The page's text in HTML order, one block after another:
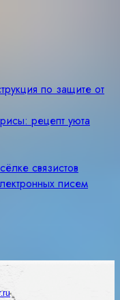
по защите от
рецепт уюта
связистов
писем